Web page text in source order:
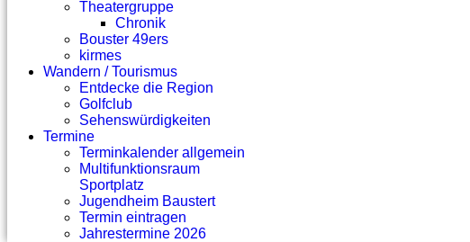
Theatergruppe
Chronik
Bouster 49ers
kirmes
Wandern / Tourismus
Entdecke die Region
Golfclub
Sehenswürdigkeiten
Termine
Terminkalender allgemein
Multifunktionsraum
Sportplatz
Jugendheim Baustert
Termin eintragen
Jahrestermine 2026